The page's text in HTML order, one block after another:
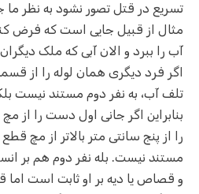
تسریع در قتل تصور نشود به نظر
مثال از قبیل جایی است که فرض
آب را ببرد و الان آبی که ملک
اگر فرد دیگری همان لوله را از
تلف آب، به نفر دوم مستند نیست
بنابراین اگر جانی اول دست را از
را از پنج سانتی متر بالاتر از مچ
مستند نیست. بله نفر دوم هم بر
و قصاص یا دیه بر او ثابت است اما